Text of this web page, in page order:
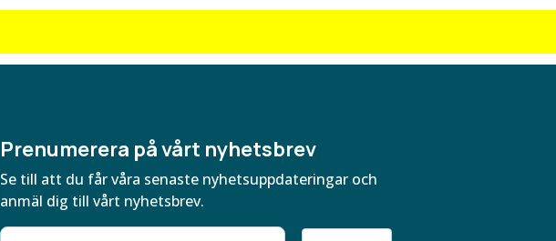
Prenumerera på vårt nyhetsbrev
Se till att du får våra senaste nyhetsuppdateringar och
anmäl dig till vårt nyhetsbrev.